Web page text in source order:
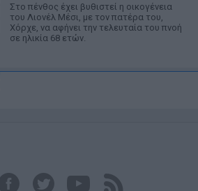
Στο πένθος έχει βυθιστεί η οικογένεια
του Λιονέλ Μέσι, με τον πατέρα του,
Χόρχε, να αφήνει την τελευταία του πνοή
σε ηλικία 68 ετών.